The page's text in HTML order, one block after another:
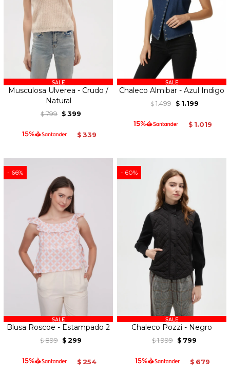
Musculosa Ulverea - Crudo /
Natural
$ 799 $ 399
$ 339
Chaleco Almibar - Azul Indigo
$ 1.499 $ 1.199
$ 1.019
66
Blusa Roscoe - Estampado 2
$ 899 $ 299
$ 254
60
Chaleco Pozzi - Negro
$ 1.999 $ 799
$ 679